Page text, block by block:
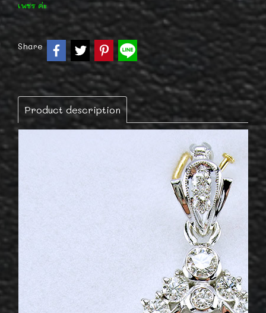
เพชร ค่ะ
Share
Product description